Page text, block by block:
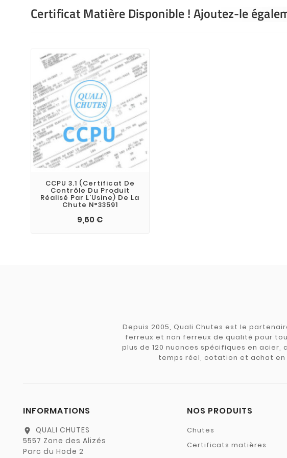
Certificat Matière Disponible ! Ajoutez-le
CCPU 3.1 (Certificat De
Contrôle Du Produit
Réalisé Par L'Usine) De La
Chute N°33591
9,60 €
Depuis 2005, Quali Chutes est le
ferreux et non ferreux de qualité pour
plus de 120 nuances spécifiques en
temps réel, cotation et achat en
INFORMATIONS
location_on
QUALI CHUTES
5557 Zone des Alizés
Parc du Hode 2
NOS PRODUITS
Chutes
Certificats matières